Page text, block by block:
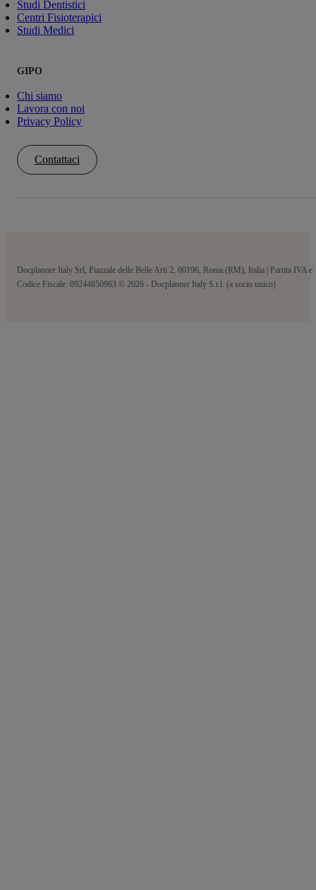
Studi Dentistici
Centri Fisioterapici
Studi Medici
GIPO
Chi siamo
Lavora con noi
Privacy Policy
Contattaci
Docplanner Italy Srl, Piazzale delle Belle Arti 2, 00196, Roma (RM), Italia | Partita IVA e
Codice Fiscale: 09244850963 © 2026 - Docplanner Italy S.r.l. (a socio unico)